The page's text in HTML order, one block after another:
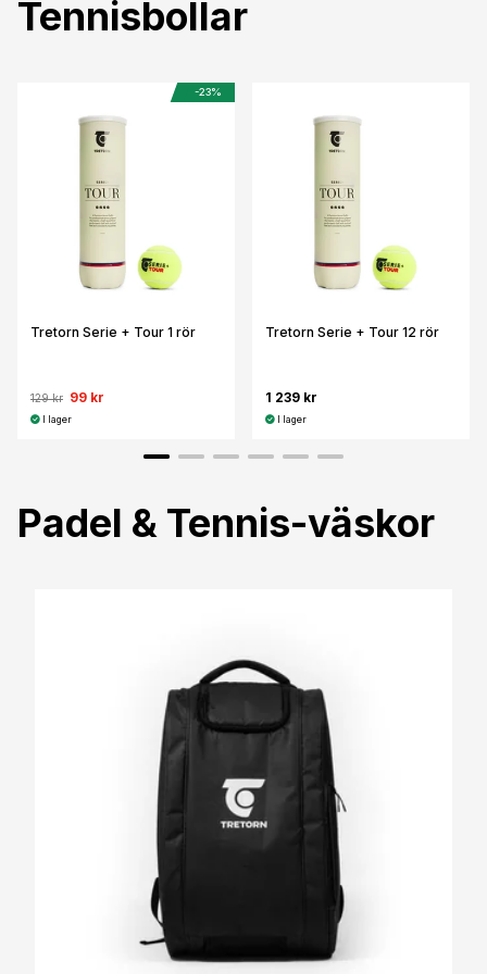
Tennisbollar
-23%
Tretorn Serie + Tour 1 rör
129 kr 99 kr
I lager
Tretorn Serie + Tour 12 rör
1 239 kr
I lager
Padel & Tennis-väskor